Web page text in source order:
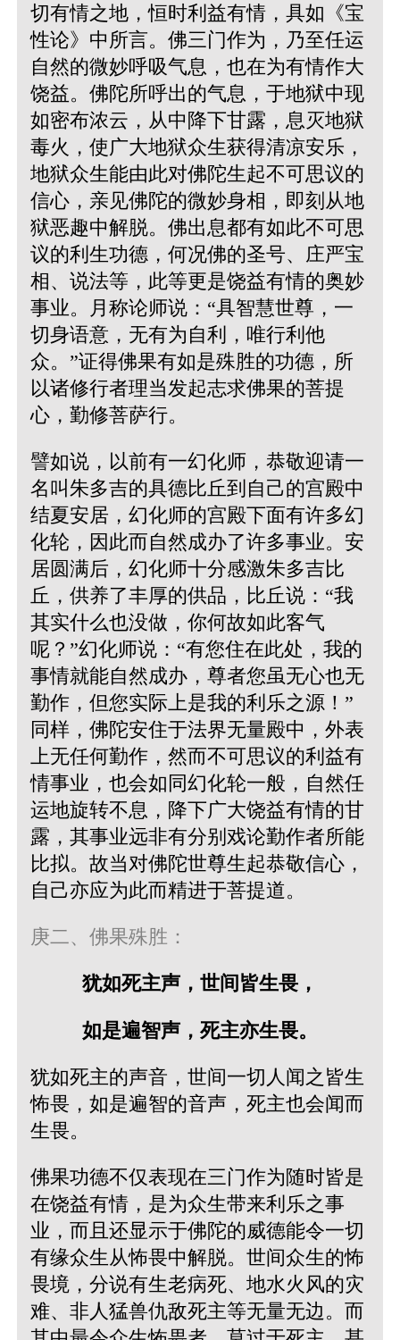
切有情之地，恒时利益有情，具如《宝
性论》中所言。佛三门作为，乃至任运
自然的微妙呼吸气息，也在为有情作大
饶益。佛陀所呼出的气息，于地狱中现
如密布浓云，从中降下甘露，息灭地狱
毒火，使广大地狱众生获得清凉安乐，
地狱众生能由此对佛陀生起不可思议的
信心，亲见佛陀的微妙身相，即刻从地
狱恶趣中解脱。佛出息都有如此不可思
议的利生功德，何况佛的圣号、庄严宝
相、说法等，此等更是饶益有情的奥妙
事业。月称论师说：“具智慧世尊，一
切身语意，无有为自利，唯行利他
众。”证得佛果有如是殊胜的功德，所
以诸修行者理当发起志求佛果的菩提
心，勤修菩萨行。
譬如说，以前有一幻化师，恭敬迎请一
名叫朱多吉的具德比丘到自己的宫殿中
结夏安居，幻化师的宫殿下面有许多幻
化轮，因此而自然成办了许多事业。安
居圆满后，幻化师十分感激朱多吉比
丘，供养了丰厚的供品，比丘说：“我
其实什么也没做，你何故如此客气
呢？”幻化师说：“有您住在此处，我的
事情就能自然成办，尊者您虽无心也无
勤作，但您实际上是我的利乐之源！”
同样，佛陀安住于法界无量殿中，外表
上无任何勤作，然而不可思议的利益有
情事业，也会如同幻化轮一般，自然任
运地旋转不息，降下广大饶益有情的甘
露，其事业远非有分别戏论勤作者所能
比拟。故当对佛陀世尊生起恭敬信心，
自己亦应为此而精进于菩提道。
庚二、佛果殊胜：
犹如死主声，世间皆生畏，
如是遍智声，死主亦生畏。
犹如死主的声音，世间一切人闻之皆生
怖畏，如是遍智的音声，死主也会闻而
生畏。
佛果功德不仅表现在三门作为随时皆是
在饶益有情，是为众生带来利乐之事
业，而且还显示于佛陀的威德能令一切
有缘众生从怖畏中解脱。世间众生的怖
畏境，分说有生老病死、地水火风的灾
难、非人猛兽仇敌死主等无量无边。而